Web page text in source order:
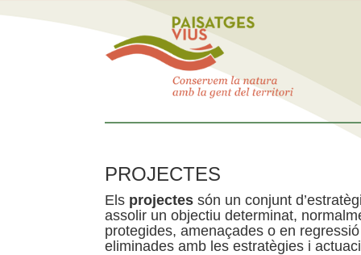
PROJECTES
Els projectes són un conjunt
assolir un objectiu determinat,
protegides, amenaçades o en
eliminades amb les estratègies i